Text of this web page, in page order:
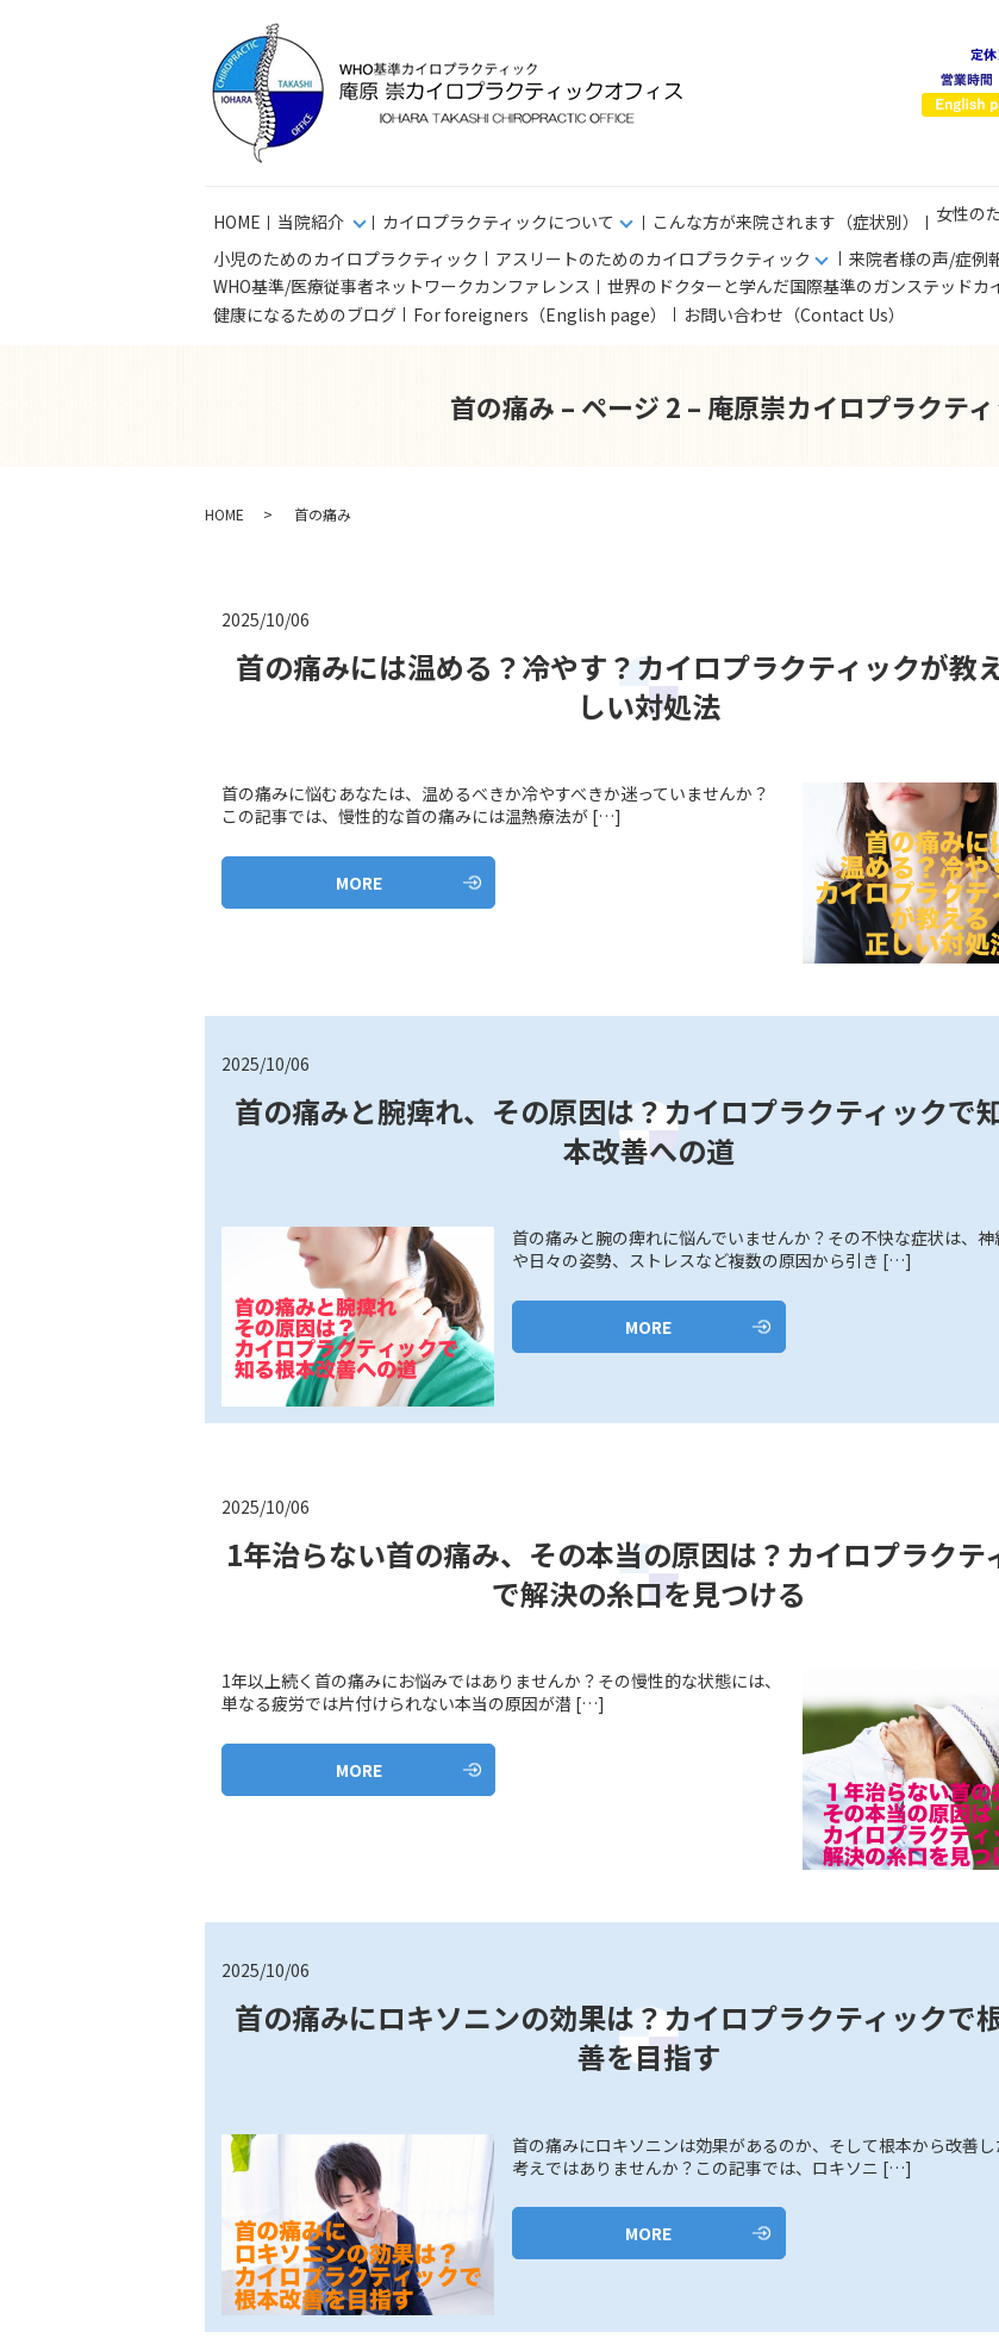
HOME 当院紹介 カイロプラクティックについて こんな方が来院されます（症状別） 女性の
小児のためのカイロプラクティック
アスリートのためのカイロプラクティック 来院者様の声/症例
WHO基準/医療従事者ネットワークカンファレンス
世界のドクターと学んだ国際基準のガンステッドカ
健康になるためのブログ
For foreigners（English page） お問い合わせ（Contact Us）
首の痛み – ページ 2 – 庵原崇カイロプラクテ
HOME 首の痛み
2025/10/06
首の痛みには温める？冷やす？カイロプラクティックが教
しい対処法
首の痛みに悩むあなたは、温めるべきか冷やすべきか迷っていませんか？
この記事では、慢性的な首の痛みには温熱療法が […]
MORE
2025/10/06
首の痛みと腕痺れ、その原因は？カイロプラクティックで
本改善への道
首の痛みと腕の痺れに悩んでいませんか？その不快な症状は、神
や日々の姿勢、ストレスなど複数の原因から引き […]
MORE
2025/10/06
1年治らない首の痛み、その本当の原因は？カイロプラクテ
で解決の糸口を見つける
1年以上続く首の痛みにお悩みではありませんか？その慢性的な状態には、
単なる疲労では片付けられない本当の原因が潜 […]
MORE
2025/10/06
首の痛みにロキソニンの効果は？カイロプラクティックで
善を目指す
首の痛みにロキソニンは効果があるのか、そして根本から改善
考えではありませんか？この記事では、ロキソニ […]
MORE